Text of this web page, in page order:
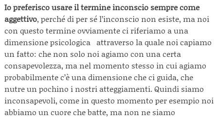
Io preferisco usare il termine inconscio sempre come
aggettivo, perché di per sé l’inconscio non esiste, ma noi
con questo termine ovviamente ci riferiamo a una
dimensione psicologica attraverso la quale noi capiamo
un fatto: che non solo noi agiamo con una certa
consapevolezza, ma nel momento stesso in cui agiamo
probabilmente c’è una dimensione che ci guida, che
nutre un pochino i nostri atteggiamenti. Quindi siamo
inconsapevoli, come in questo momento per esempio noi
abbiamo un cuore che batte, ma non ne siamo